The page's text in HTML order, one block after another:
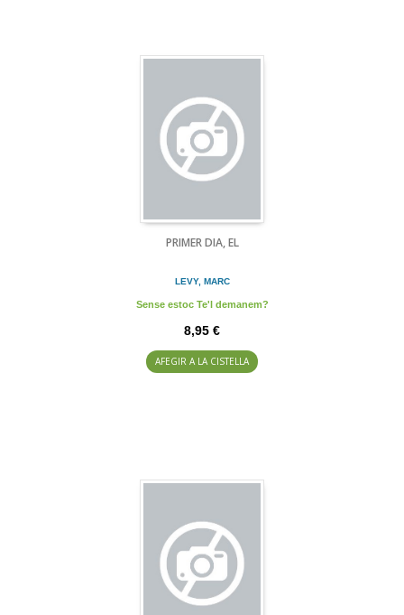
PRIMER DIA, EL
LEVY, MARC
Sense estoc Te'l demanem?
8,95 €
AFEGIR A LA CISTELLA